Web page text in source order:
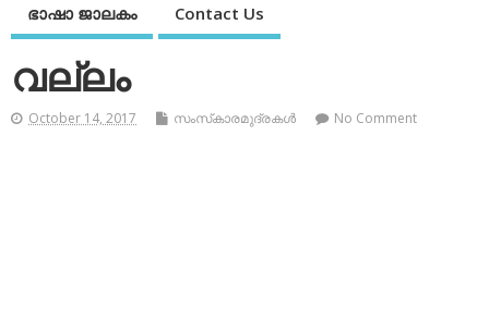
ഭാഷാ ജാലകം Contact Us
വല്ലം
October 14, 2017 സംസ്‌കാരമുദ്രകള്‍ No Comment